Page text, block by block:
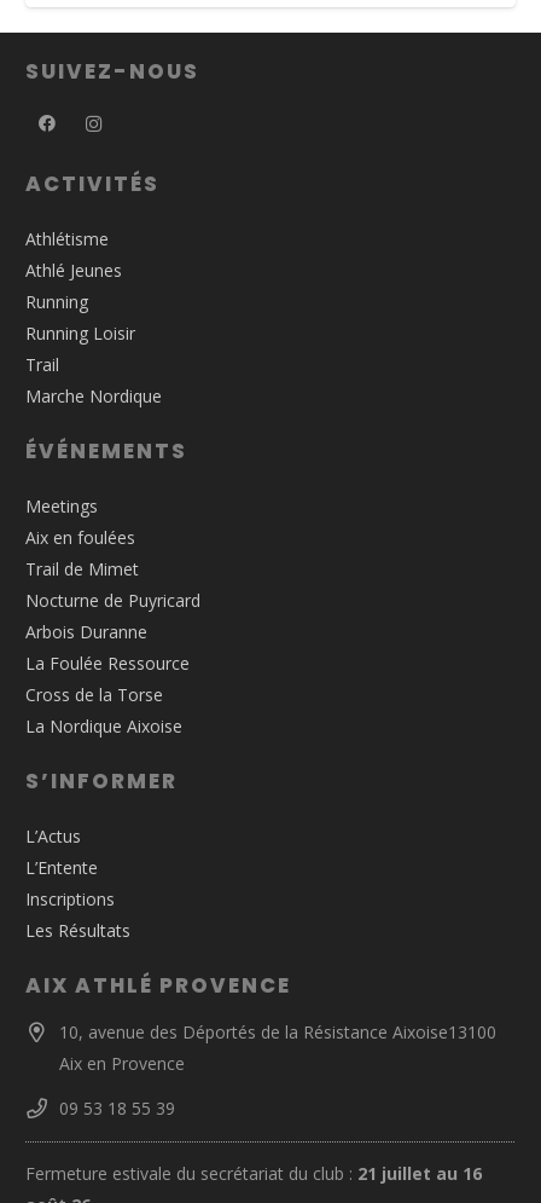
SUIVEZ-NOUS
ACTIVITÉS
Athlétisme
Athlé Jeunes
Running
Running Loisir
Trail
Marche Nordique
ÉVÉNEMENTS
Meetings
Aix en foulées
Trail de Mimet
Nocturne de Puyricard
Arbois Duranne
La Foulée Ressource
Cross de la Torse
La Nordique Aixoise
S’INFORMER
L’Actus
L’Entente
Inscriptions
Les Résultats
AIX ATHLÉ PROVENCE
10, avenue des Déportés de la Résistance Aixoise13100
Aix en Provence
09 53 18 55 39
Fermeture estivale du secrétariat du club : 21 juillet au 16